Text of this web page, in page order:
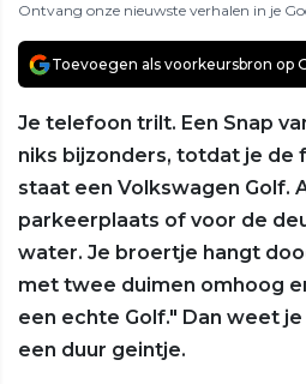
Ontvang onze nieuwste verhalen in je
Toevoegen als voorkeursbron op
Je telefoon trilt. Een Snap
niks bijzonders, totdat je de
staat een Volkswagen Golf.
parkeerplaats of voor de
water. Je broertje hangt
met twee duimen omhoog
een echte Golf." Dan weet
een duur geintje.